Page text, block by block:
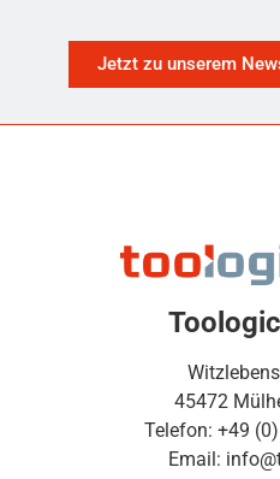
Jetzt zu unserem
45472
Telefon: +49
Email: